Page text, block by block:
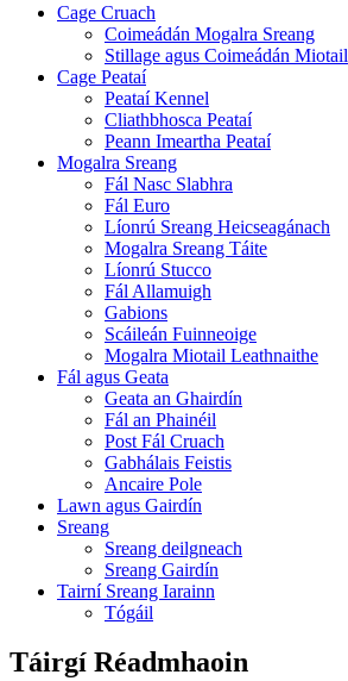
Cage Cruach
Coimeádán Mogalra Sreang
Stillage agus Coimeádán Miotail
Cage Peataí
Peataí Kennel
Cliathbhosca Peataí
Peann Imeartha Peataí
Mogalra Sreang
Fál Nasc Slabhra
Fál Euro
Líonrú Sreang Heicseagánach
Mogalra Sreang Táite
Líonrú Stucco
Fál Allamuigh
Gabions
Scáileán Fuinneoige
Mogalra Miotail Leathnaithe
Fál agus Geata
Geata an Ghairdín
Fál an Phainéil
Post Fál Cruach
Gabhálais Feistis
Ancaire Pole
Lawn agus Gairdín
Sreang
Sreang deilgneach
Sreang Gairdín
Tairní Sreang Iarainn
Tógáil
Táirgí Réadmhaoin